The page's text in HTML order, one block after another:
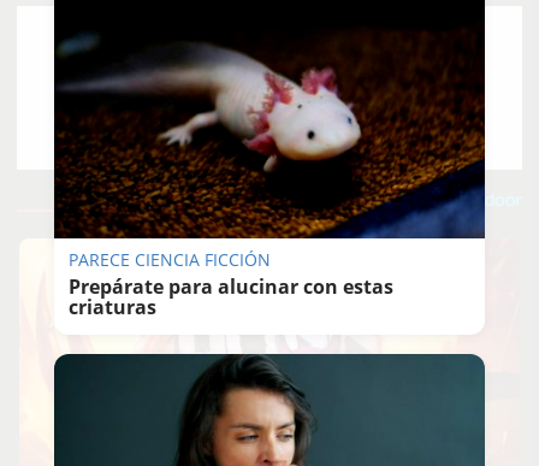
GARCÍA
21/06/2026
Facebook
X WhatsApp
Copy
Link
Guardar 0
PARECE CIENCIA FICCIÓN
Prepárate para alucinar con estas
criaturas